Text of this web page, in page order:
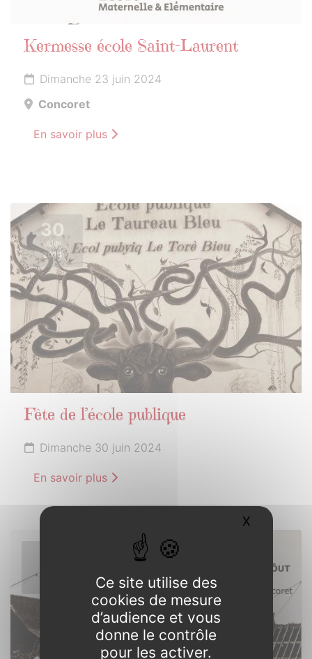
Kermesse école Saint-Laurent
Dimanche 23 juin 2024
Concoret
En savoir plus
30
JUIN
2024
Fête de l’école publique
Dimanche 30 juin 2024
En savoir plus
JUILLET
Ce site utilise des
cookies de mesure
d’audience et vous
donne le contrôle
pour les activer.
X Masquer